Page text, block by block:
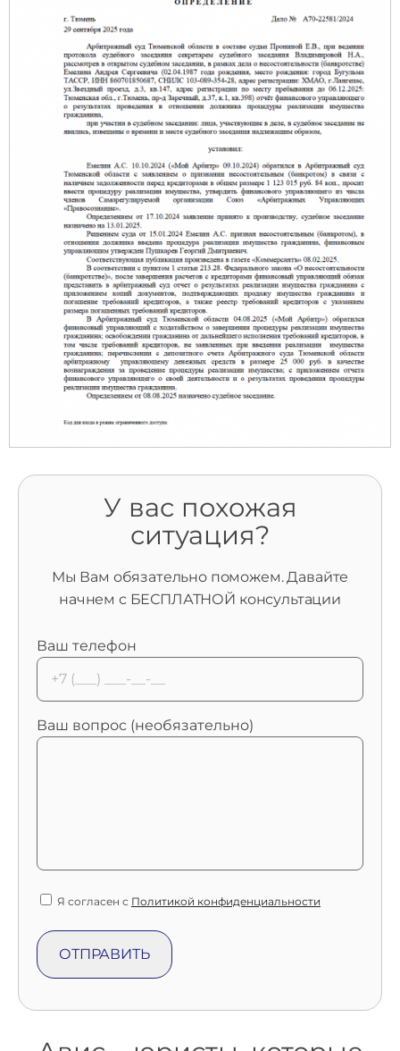
У вас похожая
ситуация?
Мы Вам обязательно поможем. Давайте
начнем с БЕСПЛАТНОЙ консультации
Ваш телефон
Ваш вопрос (необязательно)
Я согласен с Политикой конфиденциальности